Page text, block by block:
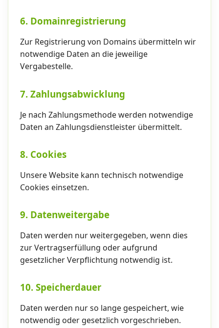
6. Domainregistrierung
Zur Registrierung von Domains übermitteln wir
notwendige Daten an die jeweilige
Vergabestelle.
7. Zahlungsabwicklung
Je nach Zahlungsmethode werden notwendige
Daten an Zahlungsdienstleister übermittelt.
8. Cookies
Unsere Website kann technisch notwendige
Cookies einsetzen.
9. Datenweitergabe
Daten werden nur weitergegeben, wenn dies
zur Vertragserfüllung oder aufgrund
gesetzlicher Verpflichtung notwendig ist.
10. Speicherdauer
Daten werden nur so lange gespeichert, wie
notwendig oder gesetzlich vorgeschrieben.